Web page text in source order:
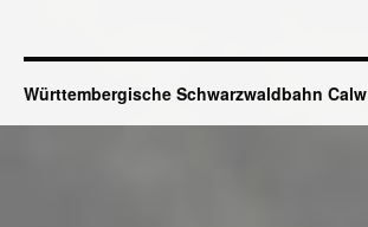
Württembergische Schwarzwaldbahn Calw